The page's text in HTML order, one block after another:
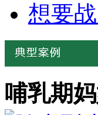
想要
哺乳期